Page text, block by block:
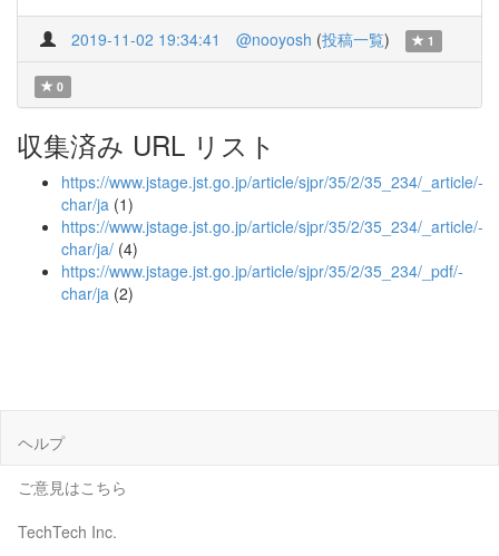
2019-11-02 19:34:41 @nooyosh (投稿一覧) 1
0
収集済み URL リスト
https://www.jstage.jst.go.jp/article/sjpr/35/2/35_234/_article/-
char/ja (1)
https://www.jstage.jst.go.jp/article/sjpr/35/2/35_234/_article/-
char/ja/ (4)
https://www.jstage.jst.go.jp/article/sjpr/35/2/35_234/_pdf/-
char/ja (2)
ヘルプ
ご意見はこちら
TechTech Inc.